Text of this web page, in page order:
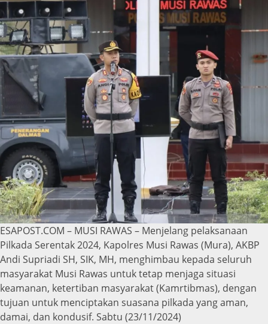
ESAPOST.COM – MUSI RAWAS – Menjelang pelaksanaan
Pilkada Serentak 2024, Kapolres Musi Rawas (Mura), AKBP
Andi Supriadi SH, SIK, MH, menghimbau kepada seluruh
masyarakat Musi Rawas untuk tetap menjaga situasi
keamanan, ketertiban masyarakat (Kamrtibmas), dengan
tujuan untuk menciptakan suasana pilkada yang aman,
damai, dan kondusif. Sabtu (23/11/2024)